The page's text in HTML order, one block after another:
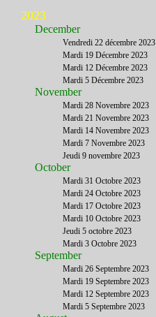
Le French District est le premier guide sur
internet en Français sur les Etats-Unis.
Notre principe : Le meilleur des Etats-Unis
par ceux qui y vivent.
2023
December
Vendredi 22 décembre 2023
Mardi 19 Décembre 2023
Mardi 12 Décembre 2023
Mardi 5 Décembre 2023
November
Mardi 28 Novembre 2023
Mardi 21 Novembre 2023
Mardi 14 Novembre 2023
Mardi 7 Novembre 2023
Jeudi 9 novembre 2023
October
Mardi 31 Octobre 2023
Mardi 24 Octobre 2023
Mardi 17 Octobre 2023
Mardi 10 Octobre 2023
Jeudi 5 octobre 2023
Mardi 3 Octobre 2023
September
Mardi 26 Septembre 2023
Mardi 19 Septembre 2023
Mardi 12 Septembre 2023
Mardi 5 Septembre 2023